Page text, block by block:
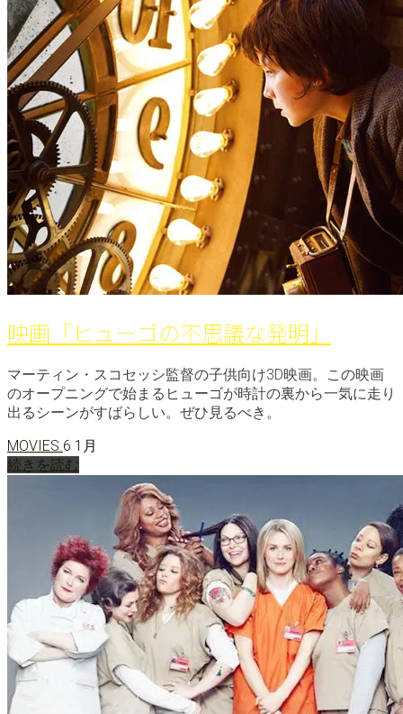
映画「ヒューゴの不思議な発明」
マーティン・スコセッシ監督の子供向け3D映画。この映画
のオープニングで始まるヒューゴが時計の裏から一気に走り
出るシーンがすばらしい。ぜひ見るべき。
MOVIES.6 1月
続きを読む